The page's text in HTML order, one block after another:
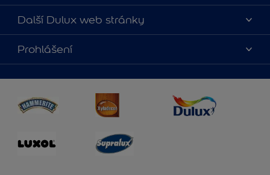
O nás
Kontaktujte nás
Najít obchod
Další Dulux web stránky
duluxmalir.cz
duluxmaliar.sk
duluxprodejnabarev.cz
duluxpredajnafarieb.sk
Prohlášení